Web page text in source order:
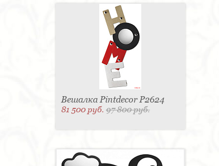
Вешалка Pintdecor P2624
81 500 руб.97 800 руб.